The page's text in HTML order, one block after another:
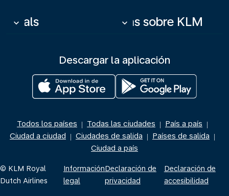
Deals
keyboard_arrow_down Más sobre KLM
keyboard_arrow_down
Descargar la aplicación
Todos los países | Todas las ciudades | País a país |
Ciudad a ciudad | Ciudades de salida | Países de salida |
Ciudad a país
© KLM Royal
Dutch Airlines
Información
legal
Declaración de
privacidad
Declaración de
accesibilidad